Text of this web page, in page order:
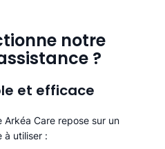
notre
?
et efficace
Arkéa Care repose sur un
à utiliser :